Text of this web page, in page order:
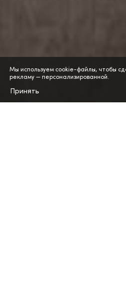
Мы используем cookie-файлы, чтобы
рекламу — персонализированной.
Принять